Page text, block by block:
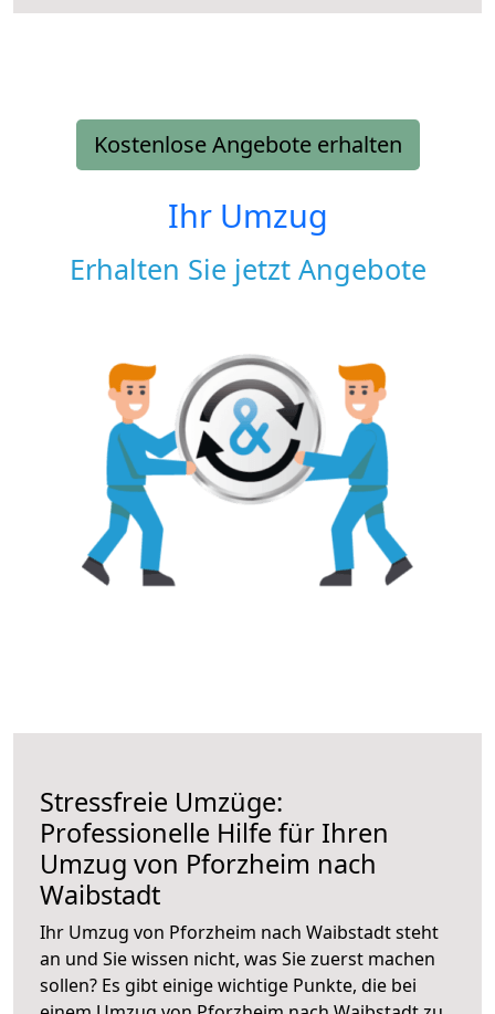
Kostenlose Angebote erhalten
Ihr Umzug
Erhalten Sie jetzt Angebote
Stressfreie Umzüge:
Professionelle Hilfe für Ihren
Umzug von Pforzheim nach
Waibstadt
Ihr Umzug von Pforzheim nach Waibstadt steht
an und Sie wissen nicht, was Sie zuerst machen
sollen? Es gibt einige wichtige Punkte, die bei